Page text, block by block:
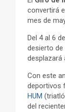
convertirá
mes de
Del 4 al 6
desierto de
desplazará
Con este
deportivos
HUM
del